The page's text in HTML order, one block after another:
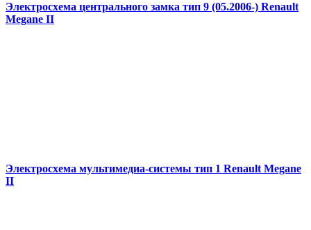
Электросхема центрального замка тип 9 (05.2006-) Renault
Megane II
Электросхема мультимедиа-системы тип 1 Renault Megane
II